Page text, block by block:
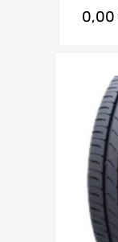
0,00